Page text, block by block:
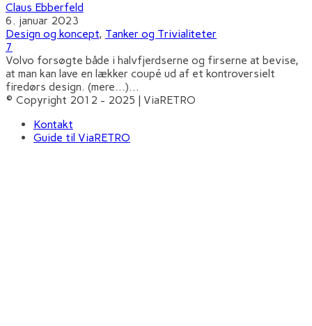
Claus Ebberfeld
6. januar 2023
Design og koncept, Tanker og Trivialiteter
7
Volvo forsøgte både i halvfjerdserne og firserne at bevise,
at man kan lave en lækker coupé ud af et kontroversielt
firedørs design. (mere…)...
© Copyright 2012 - 2025 | ViaRETRO
Kontakt
Guide til ViaRETRO